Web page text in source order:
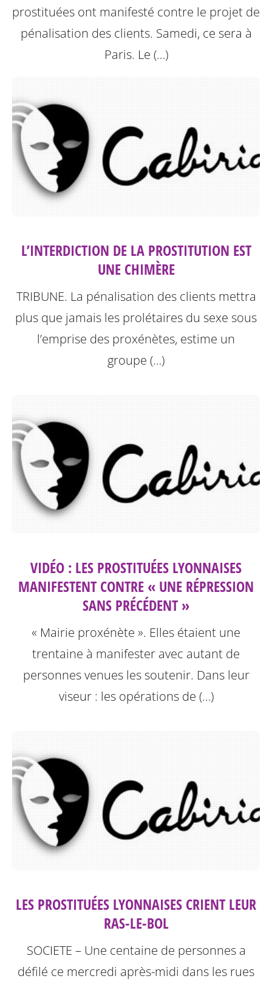
prostituées ont manifesté contre le projet de
pénalisation des clients. Samedi, ce sera à
Paris. Le (…)
L’INTERDICTION DE LA PROSTITUTION EST
UNE CHIMÈRE
TRIBUNE. La pénalisation des clients mettra
plus que jamais les prolétaires du sexe sous
l’emprise des proxénètes, estime un
groupe (…)
VIDÉO : LES PROSTITUÉES LYONNAISES
MANIFESTENT CONTRE « UNE RÉPRESSION
SANS PRÉCÉDENT »
« Mairie proxénète ». Elles étaient une
trentaine à manifester avec autant de
personnes venues les soutenir. Dans leur
viseur : les opérations de (…)
LES PROSTITUÉES LYONNAISES CRIENT LEUR
RAS-LE-BOL
SOCIETE – Une centaine de personnes a
défilé ce mercredi après-midi dans les rues